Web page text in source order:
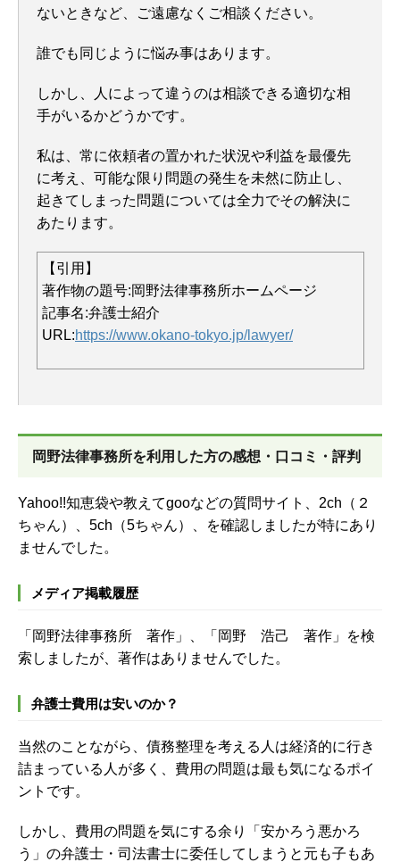
ないときなど、ご遠慮なくご相談ください。
誰でも同じように悩み事はあります。
しかし、人によって違うのは相談できる適切な相
手がいるかどうかです。
私は、常に依頼者の置かれた状況や利益を最優先
に考え、可能な限り問題の発生を未然に防止し、
起きてしまった問題については全力でその解決に
あたります。
【引用】
著作物の題号:岡野法律事務所ホームページ
記事名:弁護士紹介
URL:https://www.okano-tokyo.jp/lawyer/
岡野法律事務所を利用した方の感想・口コミ・評判
Yahoo!!知恵袋や教えてgooなどの質問サイト、 2ch（２
ちゃん）、5ch（5ちゃん）、を確認しましたが特にあり
ませんでした。
メディア掲載履歴
「岡野法律事務所 著作」、「岡野 浩己 著作」を検
索しましたが、著作はありませんでした。
弁護士費用は安いのか？
当然のことながら、債務整理を考える人は経済的に行き
詰まっている人が多く、費用の問題は最も気になるポイ
ントです。
しかし、費用の問題を気にする余り「安かろう悪かろ
う」の弁護士・司法書士に委任してしまうと元も子もあ